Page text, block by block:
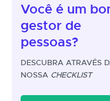
Você é um
gestor de
pessoas?
DESCUBRA ATRAVÉS
NOSSA CHECKLIST